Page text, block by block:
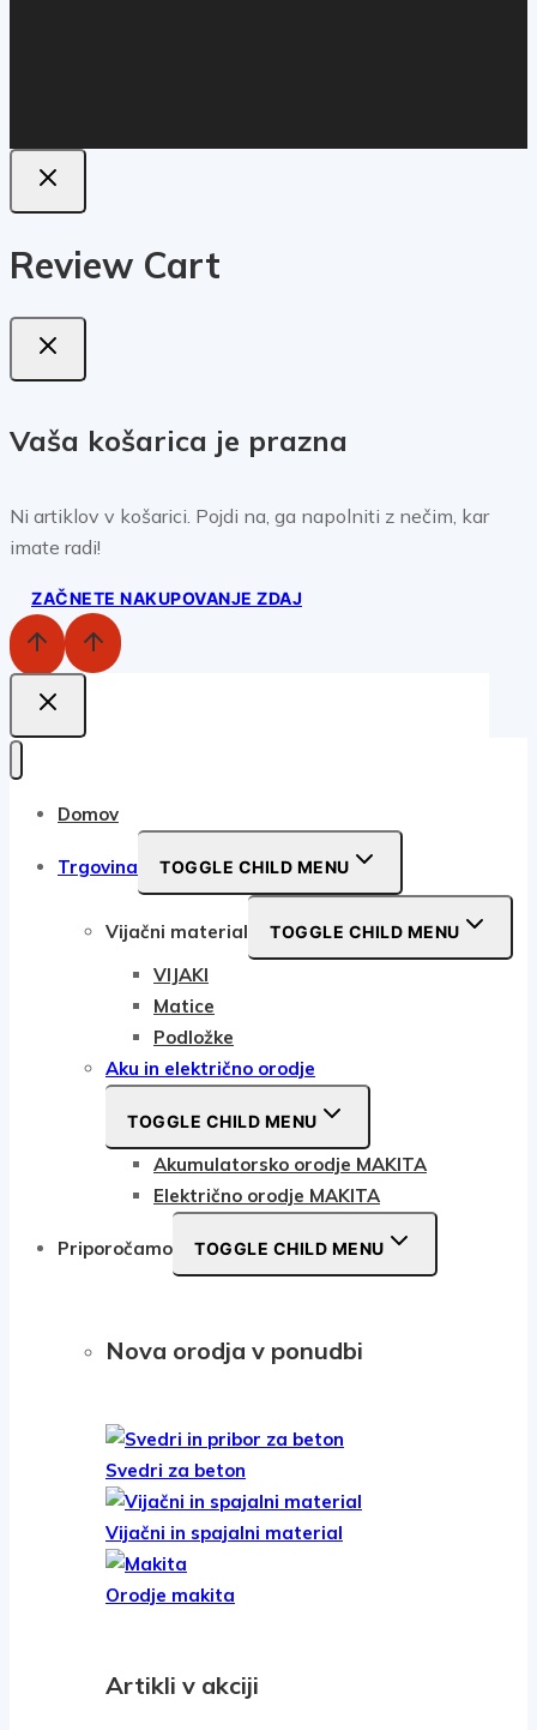
Review Cart
Vaša košarica je prazna
Ni artiklov v košarici. Pojdi na, ga napolniti z nečim, kar
imate radi!
ZAČNETE NAKUPOVANJE ZDAJ
Domov
Trgovina TOGGLE CHILD MENU
Vijačni material TOGGLE CHILD MENU
VIJAKI
Matice
Podložke
Aku in električno orodje
TOGGLE CHILD MENU
Akumulatorsko orodje MAKITA
Električno orodje MAKITA
Priporočamo TOGGLE CHILD MENU
Nova orodja v ponudbi
Svedri za beton
Vijačni in spajalni material
Orodje makita
Artikli v akciji